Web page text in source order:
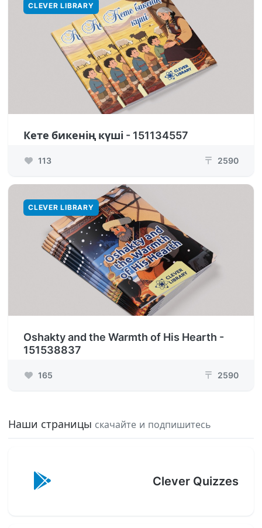
CLEVER LIBRARY
Кете бикенің күші - 151134557
113 ₸ 2590
CLEVER LIBRARY
Oshakty and the Warmth of His Hearth -
151538837
165 ₸ 2590
Наши страницы скачайте и подпишитесь
Clever Quizzes